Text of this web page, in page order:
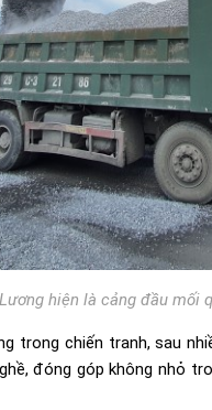
hiện là cảng đầu mối
trong chiến tranh, sau
đóng góp không nhỏ